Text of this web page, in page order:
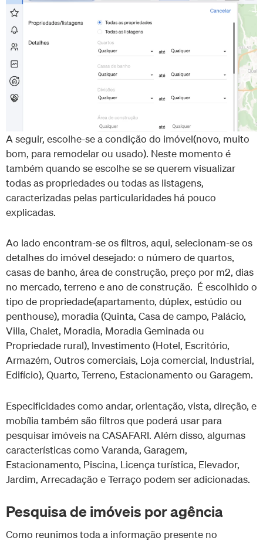
A seguir, escolhe-se a condição do imóvel(novo, muito
bom, para remodelar ou usado). Neste momento é
também quando se escolhe se se querem visualizar
todas as propriedades ou todas as listagens,
caracterizadas pelas particularidades há pouco
explicadas.
Ao lado encontram-se os filtros, aqui, selecionam-se os
detalhes do imóvel desejado: o número de quartos,
casas de banho, área de construção, preço por m2, dias
no mercado, terreno e ano de construção. É escolhido o
tipo de propriedade(apartamento, dúplex, estúdio ou
penthouse), moradia (Quinta, Casa de campo, Palácio,
Villa, Chalet, Moradia, Moradia Geminada ou
Propriedade rural), Investimento (Hotel, Escritório,
Armazém, Outros comerciais, Loja comercial, Industrial,
Edifício), Quarto, Terreno, Estacionamento ou Garagem.
Especificidades como andar, orientação, vista, direção, e
mobília também são filtros que poderá usar para
pesquisar imóveis na CASAFARI. Além disso, algumas
características como Varanda, Garagem,
Estacionamento, Piscina, Licença turística, Elevador,
Jardim, Arrecadação e Terraço podem ser adicionadas.
Pesquisa de imóveis por agência
Como reunimos toda a informação presente no